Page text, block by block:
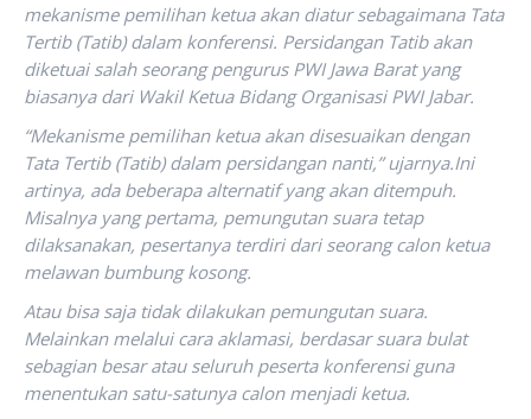
mekanisme pemilihan ketua akan diatur sebagaimana Tata
Tertib (Tatib) dalam konferensi. Persidangan Tatib akan
diketuai salah seorang pengurus PWI Jawa Barat yang
biasanya dari Wakil Ketua Bidang Organisasi PWI Jabar.
“Mekanisme pemilihan ketua akan disesuaikan dengan
Tata Tertib (Tatib) dalam persidangan nanti,” ujarnya.Ini
artinya, ada beberapa alternatif yang akan ditempuh.
Misalnya yang pertama, pemungutan suara tetap
dilaksanakan, pesertanya terdiri dari seorang calon ketua
melawan bumbung kosong.
Atau bisa saja tidak dilakukan pemungutan suara.
Melainkan melalui cara aklamasi, berdasar suara bulat
sebagian besar atau seluruh peserta konferensi guna
menentukan satu-satunya calon menjadi ketua.